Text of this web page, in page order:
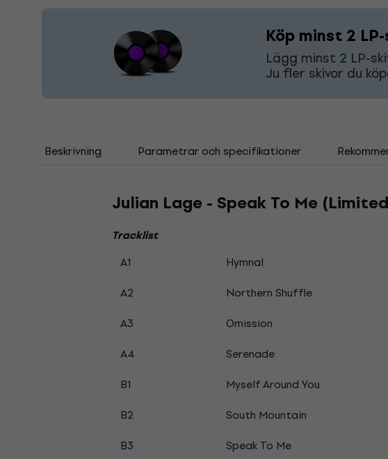
Köp minst 2
Lägg minst 2 LP-
Ju fler skivor du
Beskrivning Parametrar och specifikationer
Julian Lage - Speak To Me
Tracklist
A1 Hymnal
A2
Northern Shuffle
A3
Omission
A4
Serenade
B1
Myself Around You
B2
South Mountain
B3
Speak To Me